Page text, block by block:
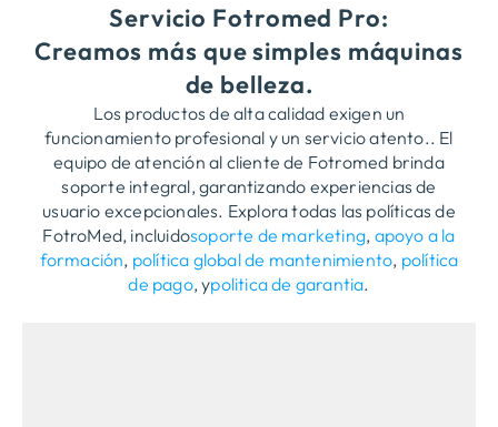
Servicio Fotromed Pro:
Creamos más que simples máquinas
de belleza.
Los productos de alta calidad exigen un
funcionamiento profesional y un servicio atento.. El
equipo de atención al cliente de Fotromed brinda
soporte integral, garantizando experiencias de
usuario excepcionales. Explora todas las políticas de
FotroMed, incluidosoporte de marketing, apoyo a la
formación, política global de mantenimiento, política
de pago, ypolitica de garantia.